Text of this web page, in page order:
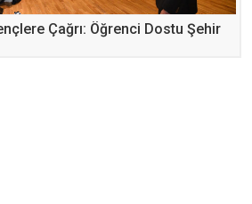
Çağrı: Öğrenci Dostu Şehir